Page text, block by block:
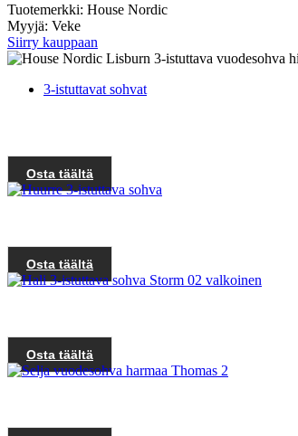
Tuotemerkki: House Nordic
Myyjä: Veke
Siirry kauppaan
3-istuttavat sohvat
Osta täältä
Osta täältä
Osta täältä